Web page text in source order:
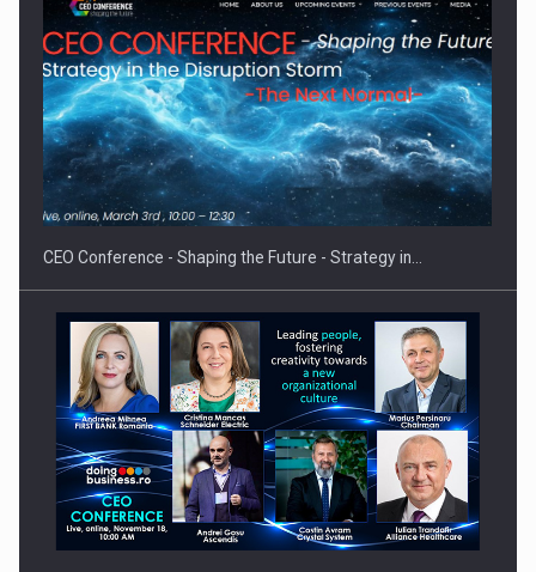
Proteinmaxxing and the Future of Protein Demand
CEO Conference - Shaping the Future - Strategy in…